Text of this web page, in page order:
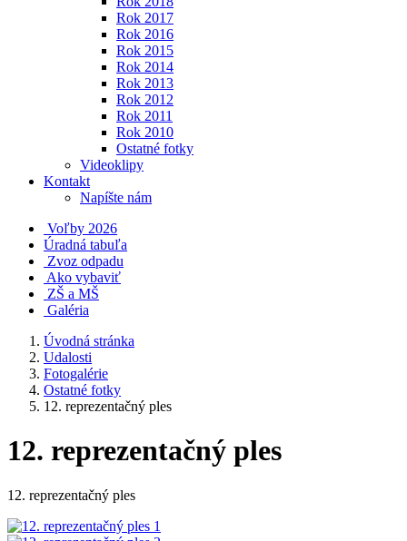
Rok 2017
Rok 2016
Rok 2015
Rok 2014
Rok 2013
Rok 2012
Rok 2011
Rok 2010
Ostatné fotky
Videoklipy
Kontakt
Napíšte nám
Voľby 2026
Úradná tabuľa
Zvoz odpadu
Ako vybaviť
ZŠ a MŠ
Galéria
Úvodná stránka
Udalosti
Fotogalérie
Ostatné fotky
12. reprezentačný ples
12. reprezentačný ples
12. reprezentačný ples